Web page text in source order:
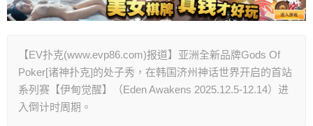
【EV扑克(www.evp86.com)报道】亚洲全新品牌Gods Of
Poker[诸神扑克]的处子秀，在韩国济州神话世界开启的首站
系列赛【伊甸觉醒】（Eden Awakens 2025.12.5-12.14）进
入倒计时周期。